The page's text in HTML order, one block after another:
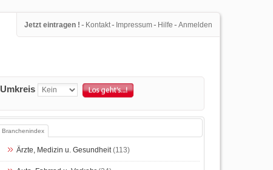
Jetzt eintragen ! - Kontakt- Impressum- Hilfe - Anmelden
Umkreis
Branchenindex
Ärzte, Medizin u. Gesundheit(113)